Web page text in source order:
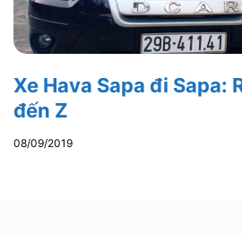
Xe Hava Sapa đi Sapa:
đến Z
08/09/2019